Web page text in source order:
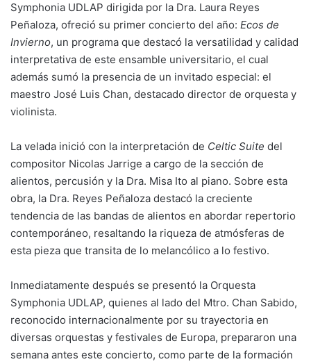
Symphonia UDLAP dirigida por la Dra. Laura Reyes
Peñaloza, ofreció su primer concierto del año: Ecos de
Invierno, un programa que destacó la versatilidad y calidad
interpretativa de este ensamble universitario, el cual
además sumó la presencia de un invitado especial: el
maestro José Luis Chan, destacado director de orquesta y
violinista.
La velada inició con la interpretación de Celtic Suite del
compositor Nicolas Jarrige a cargo de la sección de
alientos, percusión y la Dra. Misa Ito al piano. Sobre esta
obra, la Dra. Reyes Peñaloza destacó la creciente
tendencia de las bandas de alientos en abordar repertorio
contemporáneo, resaltando la riqueza de atmósferas de
esta pieza que transita de lo melancólico a lo festivo.
Inmediatamente después se presentó la Orquesta
Symphonia UDLAP, quienes al lado del Mtro. Chan Sabido,
reconocido internacionalmente por su trayectoria en
diversas orquestas y festivales de Europa, prepararon una
semana antes este concierto, como parte de la formación